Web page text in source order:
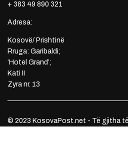
+ 383 49 890 321
Adresa:
Kosovë/ Prishtinë
Rruga: Garibaldi;
‘Hotel Grand’;
Kati II
Zyra nr. 13
© 2023 KosovaPost.net - Të gjitha